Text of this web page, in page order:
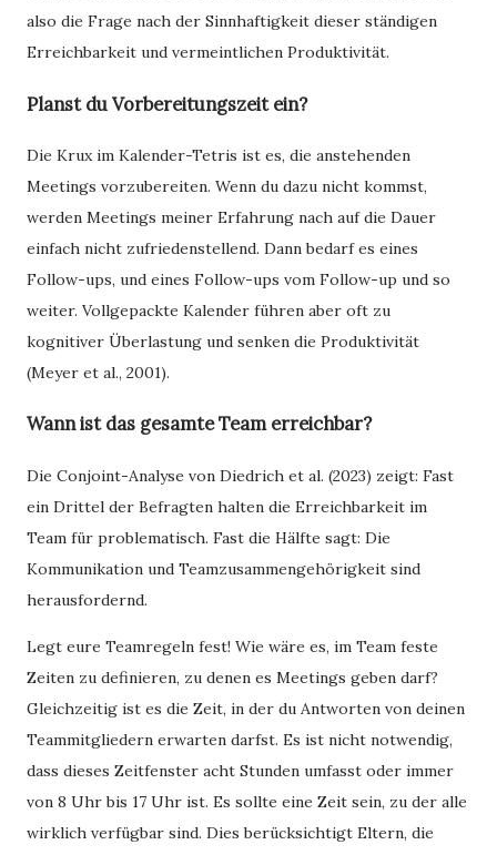
also die Frage nach der Sinnhaftigkeit dieser ständigen
Erreichbarkeit und vermeintlichen Produktivität.
Planst du Vorbereitungszeit ein?
Die Krux im Kalender-Tetris ist es, die anstehenden
Meetings vorzubereiten. Wenn du dazu nicht kommst,
werden Meetings meiner Erfahrung nach auf die Dauer
einfach nicht zufriedenstellend. Dann bedarf es eines
Follow-ups, und eines Follow-ups vom Follow-up und so
weiter. Vollgepackte Kalender führen aber oft zu
kognitiver Überlastung und senken die Produktivität
(Meyer et al., 2001).
Wann ist das gesamte Team erreichbar?
Die Conjoint-Analyse von Diedrich et al. (2023) zeigt: Fast
ein Drittel der Befragten halten die Erreichbarkeit im
Team für problematisch. Fast die Hälfte sagt: Die
Kommunikation und Teamzusammengehörigkeit sind
herausfordernd.
Legt eure Teamregeln fest! Wie wäre es, im Team feste
Zeiten zu definieren, zu denen es Meetings geben darf?
Gleichzeitig ist es die Zeit, in der du Antworten von deinen
Teammitgliedern erwarten darfst. Es ist nicht notwendig,
dass dieses Zeitfenster acht Stunden umfasst oder immer
von 8 Uhr bis 17 Uhr ist. Es sollte eine Zeit sein, zu der alle
wirklich verfügbar sind. Dies berücksichtigt Eltern, die